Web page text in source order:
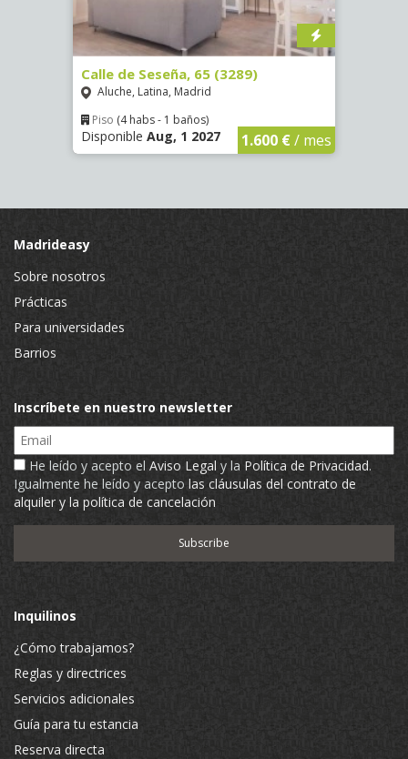
Calle de Seseña, 65 (3289)
Aluche, Latina, Madrid
Piso (4 habs - 1 baños)
Disponible Aug, 1 2027 1.600 €/ mes
Madrideasy
Sobre nosotros
Prácticas
Para universidades
Barrios
Inscríbete en nuestro newsletter
Email
He leído y acepto el Aviso Legal y la Política de Privacidad.
Igualmente he leído y acepto las cláusulas del contrato de
alquiler y la política de cancelación
Inquilinos
¿Cómo trabajamos?
Reglas y directrices
Servicios adicionales
Guía para tu estancia
Reserva directa